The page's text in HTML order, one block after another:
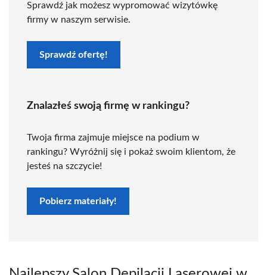
Sprawdź jak możesz wypromować wizytówkę
firmy w naszym serwisie.
Sprawdź ofertę!
Znalazłeś swoją firmę w rankingu?
Twoja firma zajmuje miejsce na podium w
rankingu? Wyróżnij się i pokaż swoim klientom, że
jesteś na szczycie!
Pobierz materiały!